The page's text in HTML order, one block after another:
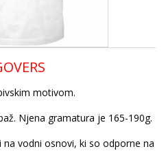
motivom.
Njena gramatura je 165-190g.
vodni osnovi, ki so odporne na